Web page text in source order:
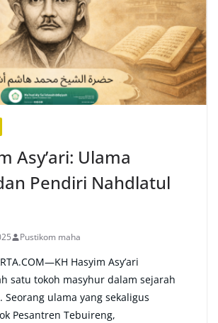
Asy’ari: Ulama
Pendiri Nahdlatul
Pustikom maha
Hasyim Asy’ari
satu tokoh masyhur dalam sejarah
Seorang ulama yang sekaligus
Pesantren Tebuireng,